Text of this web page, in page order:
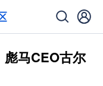
马CEO古尔